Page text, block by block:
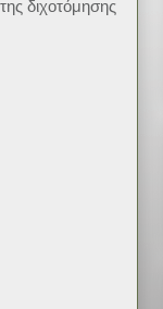
διχοτόμησης